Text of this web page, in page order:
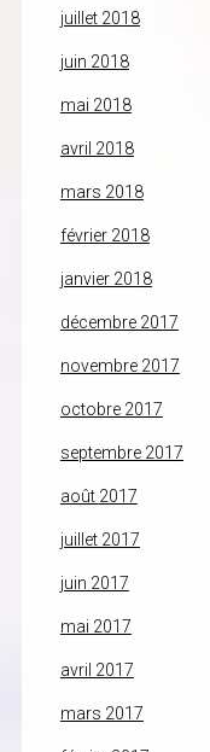
juillet 2018
juin 2018
mai 2018
avril 2018
mars 2018
février 2018
janvier 2018
décembre 2017
novembre 2017
octobre 2017
septembre 2017
août 2017
juillet 2017
juin 2017
mai 2017
avril 2017
mars 2017